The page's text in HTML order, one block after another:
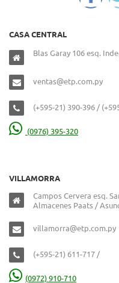
CASA CENTRAL
Blas Garay 106 esq.
ventas@etp.com.py
(+595-21) 390-396 /
(0976) 395-320
VILLAMORRA
Campos Cervera esq.
Almacenes Paats /
villamorra@etp.com.py
(+595-21) 611-717 /
(0972) 910-710